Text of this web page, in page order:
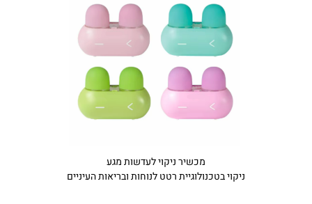
מכשיר ניקוי לעדשות מגע
ניקוי בטכנולוגיית רטט לנוחות ובריאות העיניים